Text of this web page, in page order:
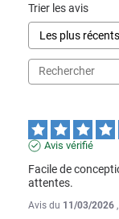
Trier les avis
Avis vérifié
Facile de
attentes.
Avis du 11/03/2026